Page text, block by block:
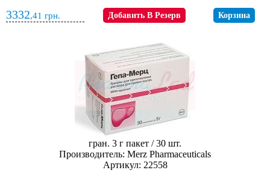
3332,41 грн. Добавить В Резерв Корзина
гран. 3 г пакет / 30 шт.
Производитель: Merz Pharmaceuticals
Артикул: 22558